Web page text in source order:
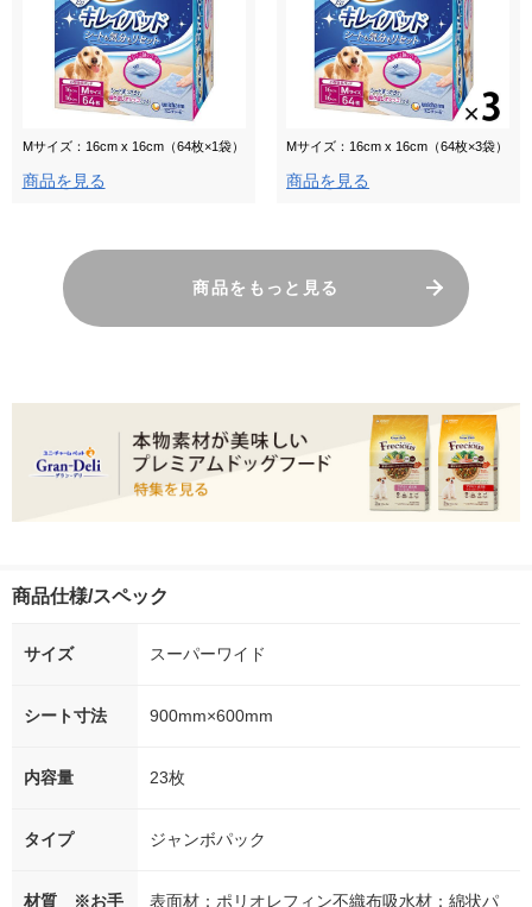
Mサイズ：16cm x 16cm（64枚×1袋）
商品を見る
Mサイズ：16cm x 16cm（64枚×3袋）
商品を見る
商品をもっと見る
商品仕様/スペック
サイズ スーパーワイド
シート寸法 900mm×600mm
内容量 23枚
タイプ ジャンボパック
材質 ※お手 表面材：ポリオレフィン不織布吸水材：綿状パ